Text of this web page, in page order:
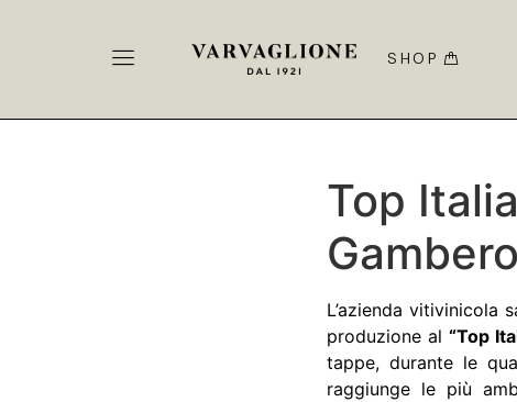
SHOP
Top
L’azienda vitivinicola
produzione al “Top
tappe, durante le
raggiunge le più